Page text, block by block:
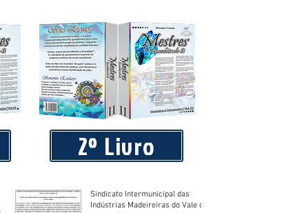
2º Livro
Sindicato Intermunicipal das
Indústrias Madeireiras do Vale do